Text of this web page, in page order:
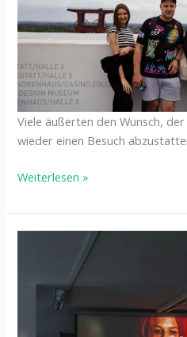
Viele äußerten den Wunsch,
wieder einen Besuch
Weiterlesen »